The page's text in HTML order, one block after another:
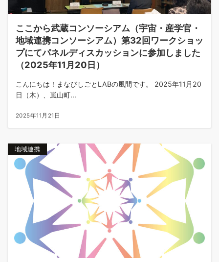
ここから武蔵コンソーシアム（宇宙・産学官・
地域連携コンソーシアム）第32回ワークショッ
プにてパネルディスカッションに参加しました
（2025年11月20日）
こんにちは！まなびしごとLABの風間です。 2025年11月20
日（木）、嵐山町...
2025年11月21日
地域連携